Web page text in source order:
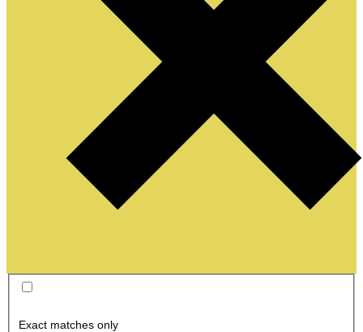
Exact matches only